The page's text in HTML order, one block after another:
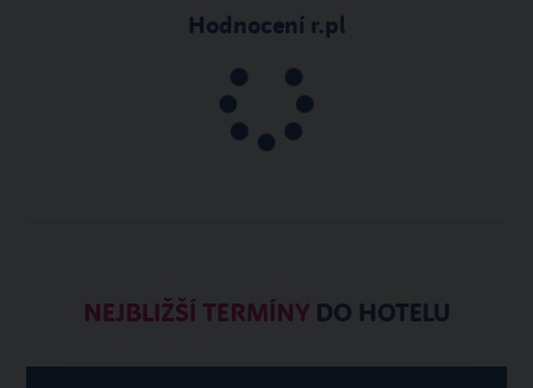
Hodnocení r.pl
NEJBLIŽŠÍ TERMÍNYDO HOTELU